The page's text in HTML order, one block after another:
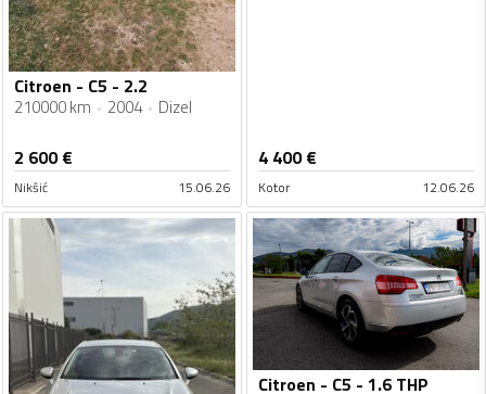
Citroen - C5 - 2.2
210000 km 2004 Dizel
2 600€
Nikšić 15.06.26
4 400€
Kotor 12.06.26
Citroen - C5 - 1.6 THP